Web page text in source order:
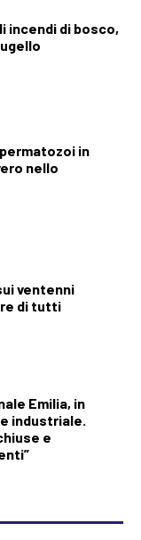
incendi di bosco,
in
nello
ventenni
di tutti
Emilia, in
industriale.
e